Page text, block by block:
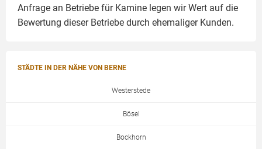
Anfrage an Betriebe für Kamine legen wir Wert auf die
Bewertung dieser Betriebe durch ehemaliger Kunden.
STÄDTE IN DER NÄHE VON BERNE
Westerstede
Bösel
Bockhorn